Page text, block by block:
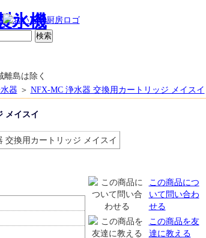
器 ＞ NFX-MC 浄水器 交換用カートリッジ メイスイ
メイスイ
この商品につ
いて問い合わ
せる
この商品を友
達に教える